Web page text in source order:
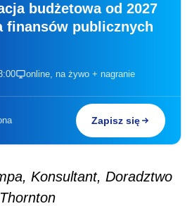
budżetowa od 2027
finansów publicznych
online, na żywo + nagranie
Zapisz się
Konsultant, Doradztwo